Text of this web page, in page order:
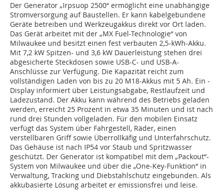
Der Generator „Irpsuop 2500“ ermöglicht eine unabhängige
Stromversorgung auf Baustellen. Er kann kabelgebundene
Geräte betreiben und Werkzeugakkus direkt vor Ort laden.
Das Gerät arbeitet mit der „MX Fuel-Technologie“ von
Milwaukee und besitzt einen fest verbauten 2,5-kWh-Akku.
Mit 7,2 kW Spitzen- und 3,6 kW Dauerleistung stehen drei
abge­sicherte Steckdosen sowie USB-C- und USB-A-
Anschlüsse zur Verfügung. Die Kapazität reicht zum
vollständigen Laden von bis zu 20 M18-Akkus mit 5 Ah. Ein ­
Display informiert über Leistungsab­gabe, Restlaufzeit und
Ladezustand. Der Akku kann während des Betriebs geladen
werden, erreicht 25 Prozent in etwa 35 Minuten und ist nach
rund drei Stunden vollge­laden. Für den mobilen Einsatz
verfügt das System über Fahrgestell, Räder, einen
verstellbaren Griff sowie Überroll­käfig und Unterfahrschutz.
Das Gehäuse ist nach IP54 vor Staub und Spritz­wasser
geschützt. Der Generator ist kompatibel mit dem „Packout“-
System von Milwaukee und über die „One-Key-Funktion“ in
Verwaltung, Tracking und Diebstahlschutz eingebunden. Als
akkubasierte Lösung ­arbeitet er emissionsfrei und leise.